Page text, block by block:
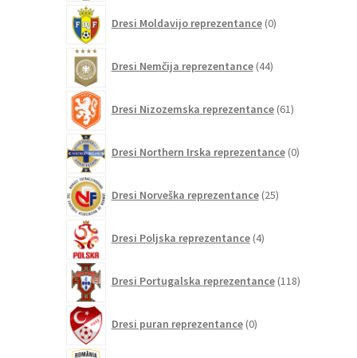
Dresi Moldavijo reprezentance 0izdelkov
Dresi Nemčija reprezentance 44izdelkov
Dresi Nizozemska reprezentance 61izdelkov
Dresi Northern Irska reprezentance 0izdelkov
Dresi Norveška reprezentance 25izdelkov
Dresi Poljska reprezentance 4izdelki
Dresi Portugalska reprezentance 118izdelkov
Dresi puran reprezentance 0izdelkov